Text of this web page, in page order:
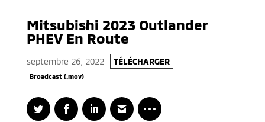
Mitsubishi 2023 Outlander
PHEV En Route
septembre 26, 2022 TÉLÉCHARGER
Broadcast (.mov)